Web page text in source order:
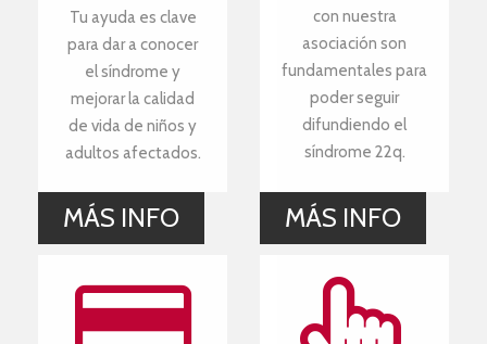
Tu ayuda es clave
para dar a conocer
el síndrome y
mejorar la calidad
de vida de niños y
adultos afectados.
MÁS INFO
con nuestra
asociación son
fundamentales para
poder seguir
difundiendo el
síndrome 22q.
MÁS INFO